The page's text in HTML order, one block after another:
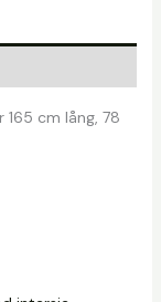
cm lång, 78